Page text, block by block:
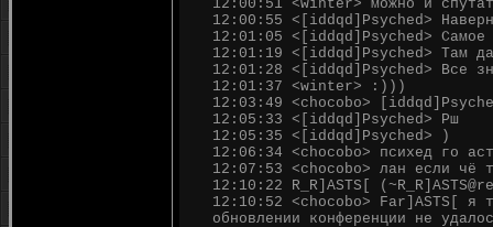
12:00:51 <winter> можно и
12:00:55 <[iddqd]Psyched> Наверн
12:01:05 <[iddqd]Psyched> Самое
12:01:19 <[iddqd]Psyched> Там
12:01:28 <[iddqd]Psyched> Все
12:01:37 <winter> :)))
12:03:49 <chocobo>
12:05:33 <[iddqd]Psyched> Рш
12:05:35 <[iddqd]Psyched> )
12:06:34 <chocobo> психед го
12:07:53 <chocobo> лан если чё
12:10:22 R_R]ASTS[
12:10:52 <chocobo> Far]ASTS[ я
обновлении конференции не